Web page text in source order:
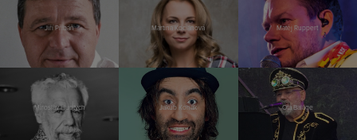
Jiří Přibáň Martina Kociánová Matěj Ruppert
Miroslav Huptych Jakub Kohák Ota Balage